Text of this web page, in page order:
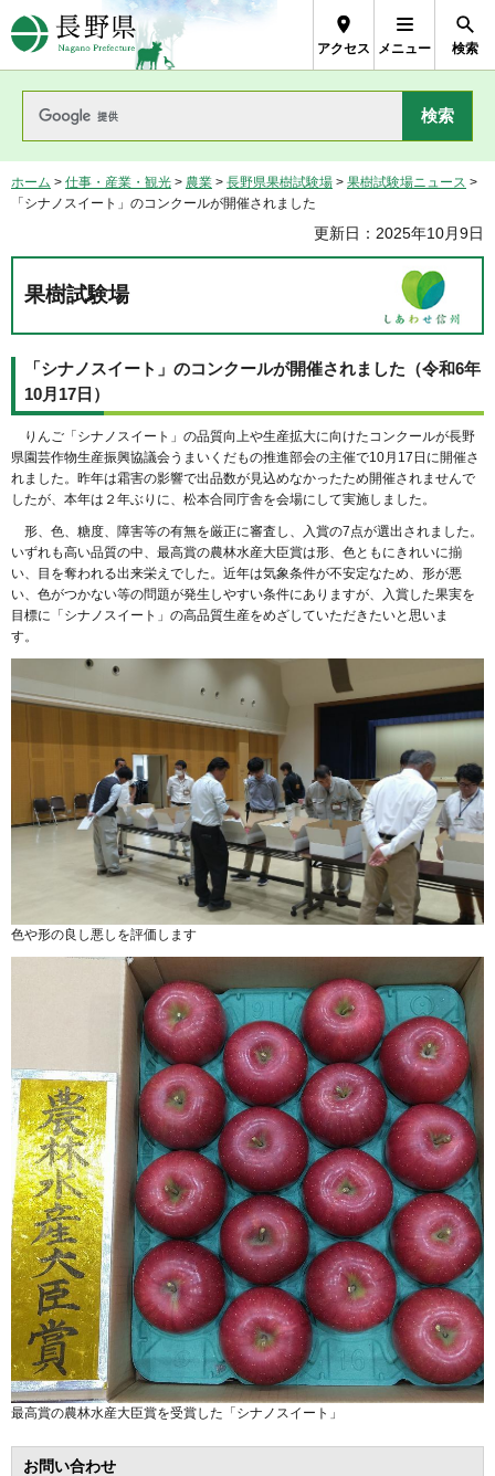
長野県Nagano Prefecture
アクセス メニュー 検索
ホーム > 仕事・産業・観光 > 農業 > 長野県果樹試験場 > 果樹試験場ニュース >
「シナノスイート」のコンクールが開催されました
更新日：2025年10月9日
果樹試験場
「シナノスイート」のコンクールが開催されました（令和6年
10月17日）
りんご「シナノスイート」の品質向上や生産拡大に向けたコンクールが長野
県園芸作物生産振興協議会うまいくだもの推進部会の主催で10月17日に開催さ
れました。昨年は霜害の影響で出品数が見込めなかったため開催されませんで
したが、本年は２年ぶりに、松本合同庁舎を会場にして実施しました。
形、色、糖度、障害等の有無を厳正に審査し、入賞の7点が選出されました。
いずれも高い品質の中、最高賞の農林水産大臣賞は形、色ともにきれいに揃
い、目を奪われる出来栄えでした。近年は気象条件が不安定なため、形が悪
い、色がつかない等の問題が発生しやすい条件にありますが、入賞した果実を
目標に「シナノスイート」の高品質生産をめざしていただきたいと思いま
す。
色や形の良し悪しを評価します
最高賞の農林水産大臣賞を受賞した「シナノスイート」
お問い合わせ